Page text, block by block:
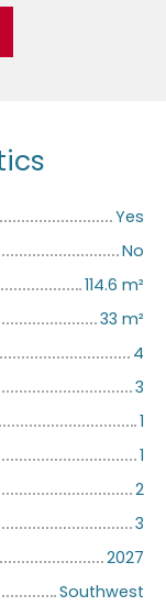
Yes
No
114.6 m²
33 m²
4
3
1
1
2
3
2027
Southwest